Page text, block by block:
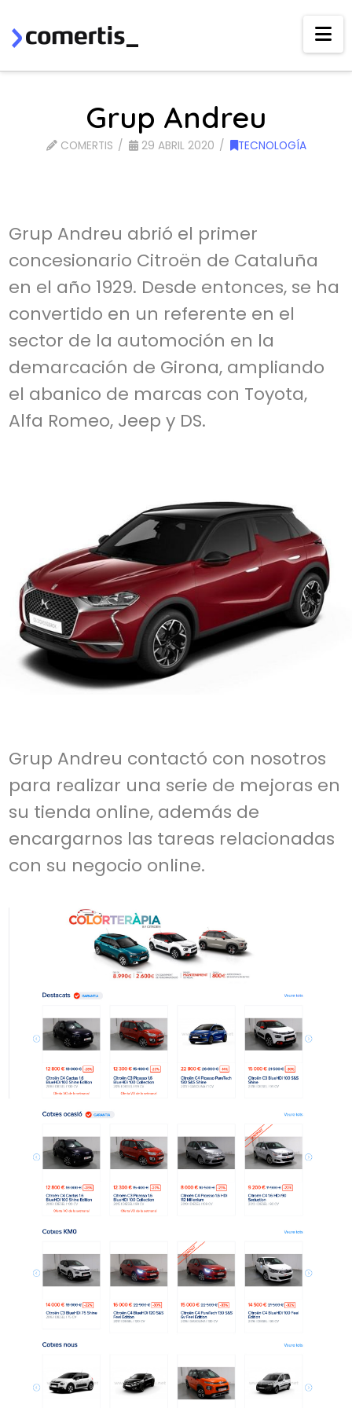
Grup Andreu
COMERTIS 29 ABRIL 2020 TECNOLOGÍA
Grup Andreu abrió el primer
concesionario Citroën de Cataluña
en el año 1929. Desde entonces, se ha
convertido en un referente en el
sector de la automoción en la
demarcación de Girona, ampliando
el abanico de marcas con Toyota,
Alfa Romeo, Jeep y DS.
Grup Andreu contactó con nosotros
para realizar una serie de mejoras en
su tienda online, además de
encargarnos las tareas relacionadas
con su negocio online.